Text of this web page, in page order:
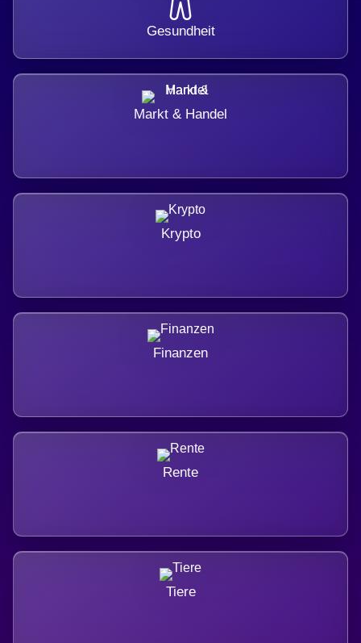
Gesundheit
Markt & Handel
Krypto
Finanzen
Rente
Tiere